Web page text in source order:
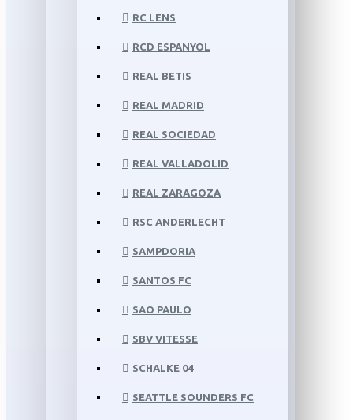
RC LENS
RCD ESPANYOL
REAL BETIS
REAL MADRID
REAL SOCIEDAD
REAL VALLADOLID
REAL ZARAGOZA
RSC ANDERLECHT
SAMPDORIA
SANTOS FC
SAO PAULO
SBV VITESSE
SCHALKE 04
SEATTLE SOUNDERS FC